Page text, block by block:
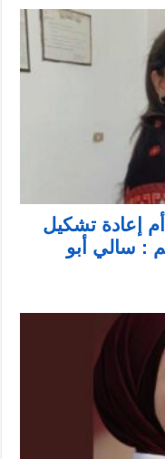
إعادة تشكيل
: سالي أبو